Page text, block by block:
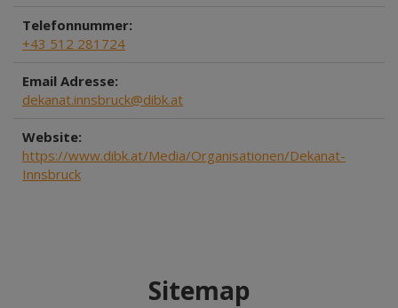
Telefonnummer:
+43 512 281724
Email Adresse:
dekanat.innsbruck@dibk.at
Website:
https://www.dibk.at/Media/Organisationen/Dekanat-
Innsbruck
Sitemap